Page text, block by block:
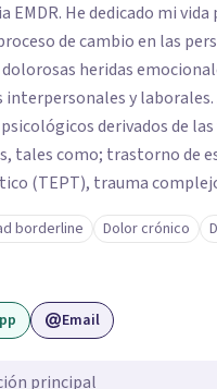
EMDR. He dedicado mi
de cambio en las
heridas
y laborales. Abordando los
derivados de las
trastorno de estrés
complejo, trastornos
de la
de salir
el daño en quienes
de género, maltrato
entre otros. Mi enfoque es
sentirse escuchadas y
borderline Dolor crónico
Email
principal